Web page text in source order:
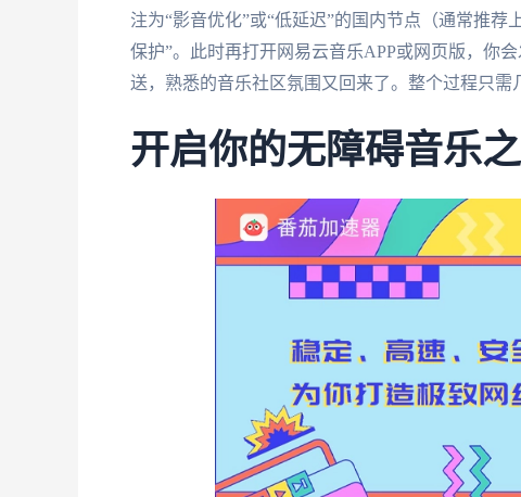
注为“影音优化”或“低延迟”的国内节点（通常推
保护”。此时再打开网易云音乐APP或网页版，你
送，熟悉的音乐社区氛围又回来了。整个过程只需
开启你的无障碍音乐